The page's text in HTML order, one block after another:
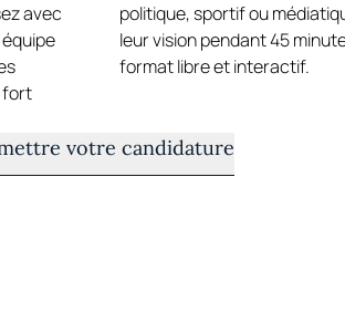
avec
fort
politique, sportif ou
leur vision pendant 45
format libre et interactif.
votre candidature